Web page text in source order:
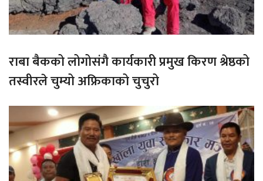
राबा बैकको लोगोसंगै कार्यकारी प्रमुख किरण श्रेष्ठको
तस्वीरले चुम्यो अफ्रिकाको चुचुरो